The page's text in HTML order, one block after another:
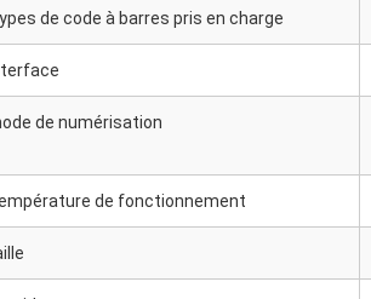
de code à barres pris en charge
de numérisation
de fonctionnement